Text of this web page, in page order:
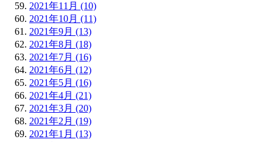
2021年11月 (10)
2021年10月 (11)
2021年9月 (13)
2021年8月 (18)
2021年7月 (16)
2021年6月 (12)
2021年5月 (16)
2021年4月 (21)
2021年3月 (20)
2021年2月 (19)
2021年1月 (13)